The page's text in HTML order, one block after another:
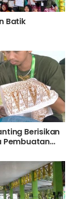
Batik
Berisikan
Pembuatan